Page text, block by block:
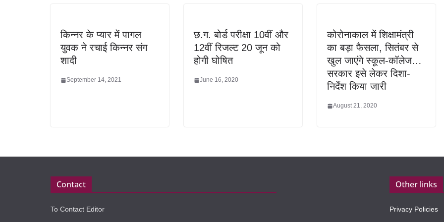
किन्नर के प्यार में पागल
युवक ने रचाई किन्नर संग
शादी
September 14, 2021
छ.ग. बोर्ड परीक्षा 10वीं और
12वीं रिजल्ट 20 जून को
होगी घोषित
June 16, 2020
कोरोनाकाल में श‍िक्षामंत्री
का बड़ा फैसला, सितंबर से
खुल जाएंगे स्कूल-कॉलेज…
सरकार इसे लेकर दिशा-
निर्देश किया जारी
August 21, 2020
Contact
To Contact Editor
Other links
Privacy Policies